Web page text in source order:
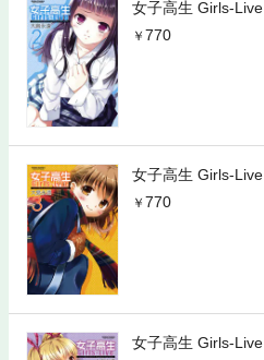
女子高生 Girls-
770
女子高生 Girls-
770
女子高生 Girls-